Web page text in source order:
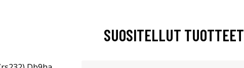
SUOSITELLUT TUOTTEET